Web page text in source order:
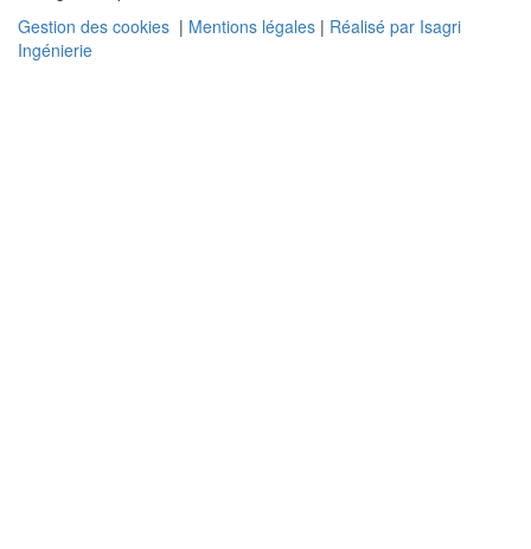
Gestion des cookies | Mentions légales | Réalisé par Isagri
Ingénierie